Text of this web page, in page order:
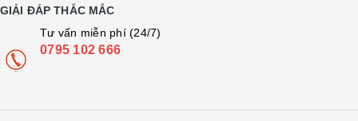
GIẢI ĐÁP THẮC MẮC
Tư vấn miễn phí (24/7)
0795 102 666